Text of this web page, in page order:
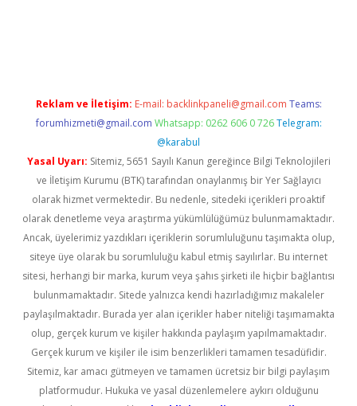
Reklam ve İletişim: E-mail: backlinkpaneli@gmail.com Teams:
forumhizmeti@gmail.com Whatsapp: 0262 606 0 726 Telegram:
@karabul
Yasal Uyarı: Sitemiz, 5651 Sayılı Kanun gereğince Bilgi Teknolojileri
ve İletişim Kurumu (BTK) tarafından onaylanmış bir Yer Sağlayıcı
olarak hizmet vermektedir. Bu nedenle, sitedeki içerikleri proaktif
olarak denetleme veya araştırma yükümlülüğümüz bulunmamaktadır.
Ancak, üyelerimiz yazdıkları içeriklerin sorumluluğunu taşımakta olup,
siteye üye olarak bu sorumluluğu kabul etmiş sayılırlar. Bu internet
sitesi, herhangi bir marka, kurum veya şahıs şirketi ile hiçbir bağlantısı
bulunmamaktadır. Sitede yalnızca kendi hazırladığımız makaleler
paylaşılmaktadır. Burada yer alan içerikler haber niteliği taşımamakta
olup, gerçek kurum ve kişiler hakkında paylaşım yapılmamaktadır.
Gerçek kurum ve kişiler ile isim benzerlikleri tamamen tesadüfidir.
Sitemiz, kar amacı gütmeyen ve tamamen ücretsiz bir bilgi paylaşım
platformudur. Hukuka ve yasal düzenlemelere aykırı olduğunu